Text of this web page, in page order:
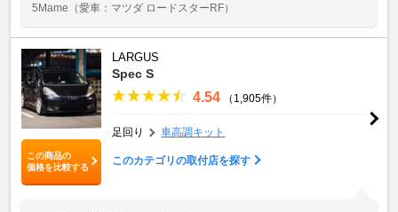
5Mame （愛車：マツダ ロードスターRF）
この商品の
価格を比較する
LARGUS
Spec S
4.54 （1,905件）
足回り 車高調キット
このカテゴリの取付店を探す